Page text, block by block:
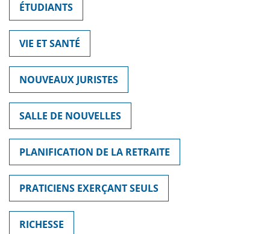
ÉTUDIANTS
VIE ET SANTÉ
NOUVEAUX JURISTES
SALLE DE NOUVELLES
PLANIFICATION DE LA RETRAITE
PRATICIENS EXERÇANT SEULS
RICHESSE